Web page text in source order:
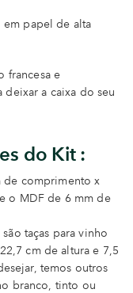
papel de alta
francesa e
a caixa do seu
do Kit :
de comprimento x
o MDF de 6 mm de
taças para vinho
cm de altura e 7,5
temos outros
branco, tinto ou